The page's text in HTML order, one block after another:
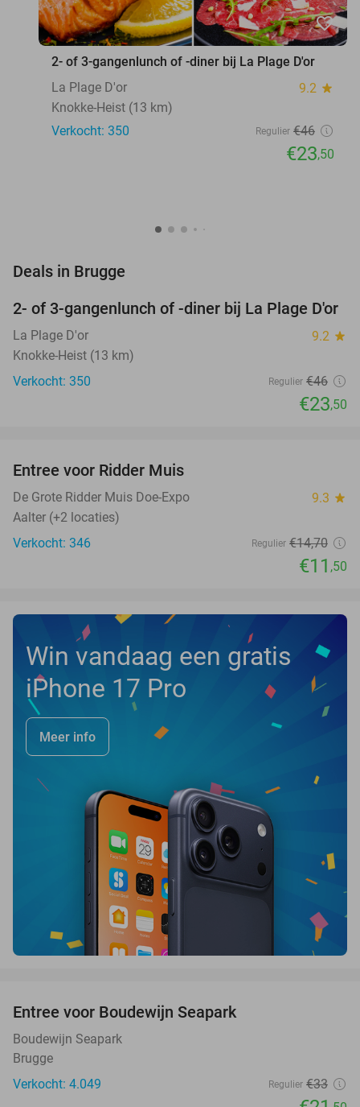
favorite_border
2- of 3-gangenlunch of -diner bij La Plage D'or
La Plage D'or
9.2 star
Knokke-Heist (13 km)
Verkocht: 350
Regulier €46
€23,50
Deals in Brugge
49%
2- of 3-gangenlunch of -diner bij La Plage D'or
La Plage D'or 9.2 star
Knokke-Heist (13 km)
Verkocht: 350
Regulier €46
€23,50
TODAY
Entree voor Ridder Muis
De Grote Ridder Muis Doe-Expo 9.3 star
Aalter (+2 locaties)
Verkocht: 346
Regulier €14,70
€11 ,50
Win vandaag een gratis
iPhone 17 Pro
Meer info
Entree voor Boudewijn Seapark
Boudewijn Seapark
Brugge
Verkocht: 4.049
Regulier €33